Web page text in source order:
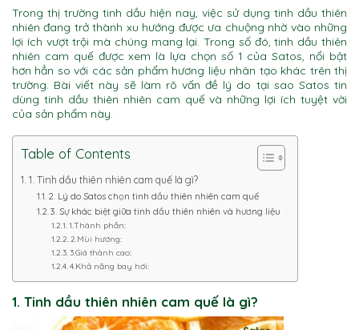
Trong thị trường tinh dầu hiện nay, việc sử dụng tinh dầu thiên
nhiên đang trở thành xu hướng được ưa chuộng nhờ vào những
lợi ích vượt trội mà chúng mang lại. Trong số đó, tinh dầu thiên
nhiên cam quế được xem là lựa chọn số 1 của Satos, nổi bật
hơn hẳn so với các sản phẩm hương liệu nhân tạo khác trên thị
trường. Bài viết này sẽ làm rõ vấn đề lý do tại sao Satos tin
dùng tinh dầu thiên nhiên cam quế và những lợi ích tuyệt vời
của sản phẩm này.
Table of Contents
1. Tinh dầu thiên nhiên cam quế là gì?
2. Lý do Satos chọn tinh dầu thiên nhiên cam quế
3. Sự khác biệt giữa tinh dầu thiên nhiên và hương liệu
1.Thành phần:
2.Mùi hương:
3.Giá thành cao:
4.Khả năng bay hơi:
1. Tinh dầu thiên nhiên cam quế là gì?